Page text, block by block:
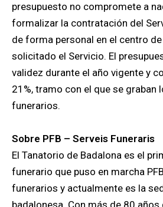
presupuesto no compromete a
formalizar la contratación del
de forma personal en el centro de
solicitado el Servicio. El
validez durante el año vigente y
21%, tramo con el que se graban
funerarios.
Sobre PFB – Serveis Funeraris
El Tanatorio de Badalona es el
funerario que puso en marcha
funerarios y actualmente es la
badalonesa. Con más de 80